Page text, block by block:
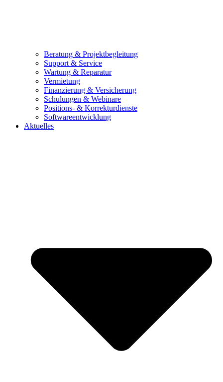
Beratung & Projektbegleitung
Support & Service
Wartung & Reparatur
Vermietung
Finanzierung & Versicherung
Schulungen & Webinare
Positions- & Korrekturdienste
Softwareentwicklung
Aktuelles